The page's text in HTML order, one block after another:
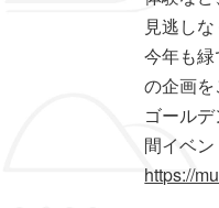
見逃しな
今年も
の企画を
ゴール
間イベン
https://